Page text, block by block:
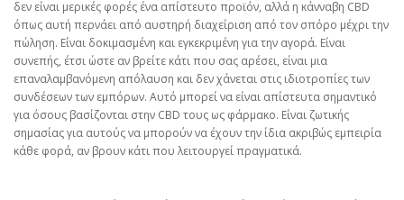
δεν είναι μερικές φορές ένα απίστευτο προϊόν, αλλά η κάνναβη CBD
όπως αυτή περνάει από αυστηρή διαχείριση από τον σπόρο μέχρι την
πώληση. Είναι δοκιμασμένη και εγκεκριμένη για την αγορά. Είναι
συνεπής, έτσι ώστε αν βρείτε κάτι που σας αρέσει, είναι μια
επαναλαμβανόμενη απόλαυση και δεν χάνεται στις ιδιοτροπίες των
συνδέσεων των εμπόρων. Αυτό μπορεί να είναι απίστευτα σημαντικό
για όσους βασίζονται στην CBD τους ως φάρμακο. Είναι ζωτικής
σημασίας για αυτούς να μπορούν να έχουν την ίδια ακριβώς εμπειρία
κάθε φορά, αν βρουν κάτι που λειτουργεί πραγματικά.